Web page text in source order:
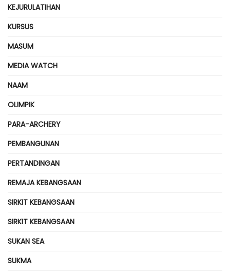
KEJURULATIHAN
KURSUS
MASUM
MEDIA WATCH
NAAM
OLIMPIK
PARA-ARCHERY
PEMBANGUNAN
PERTANDINGAN
REMAJA KEBANGSAAN
SIRKIT KEBANGSAAN
SIRKIT KEBANGSAAN
SUKAN SEA
SUKMA